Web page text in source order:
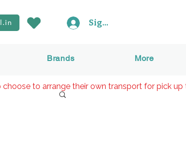
Brands More
Sign In
to arrange their own transport for pick up